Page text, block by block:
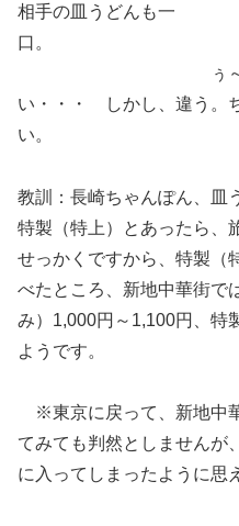
相手の皿うどんも一
ぅ～ん、これ
い・・・ しかし、違う。
い。
教訓：長崎ちゃんぽん、皿
特製（特上）とあったら、
せっかくですから、特製（
べたところ、新地中華街で
み）1,000円～1,100円、特
ようです。
※東京に戻って、新地中
てみても判然としませんが
に入ってしまったように思